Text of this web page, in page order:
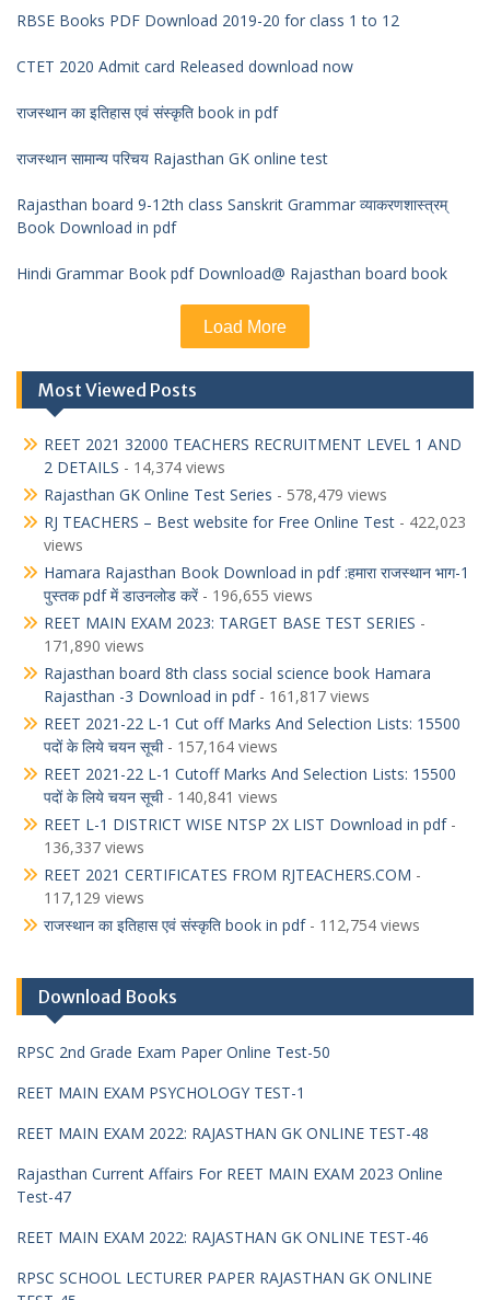
RBSE Books PDF Download 2019-20 for class 1 to 12
CTET 2020 Admit card Released download now
राजस्थान का इतिहास एवं संस्कृति book in pdf
राजस्थान सामान्य परिचय Rajasthan GK online test
Rajasthan board 9-12th class Sanskrit Grammar व्याकरणशास्त्रम्
Book Download in pdf
Hindi Grammar Book pdf Download@ Rajasthan board book
Load More
Most Viewed Posts
REET 2021 32000 TEACHERS RECRUITMENT LEVEL 1 AND
2 DETAILS - 14,374 views
Rajasthan GK Online Test Series - 578,479 views
RJ TEACHERS – Best website for Free Online Test - 422,023
views
Hamara Rajasthan Book Download in pdf :हमारा राजस्थान भाग-1
पुस्तक pdf में डाउनलोड करें- 196,655 views
REET MAIN EXAM 2023: TARGET BASE TEST SERIES -
171,890 views
Rajasthan board 8th class social science book Hamara
Rajasthan -3 Download in pdf- 161,817 views
REET 2021-22 L-1 Cut off Marks And Selection Lists: 15500
पदों के लिये चयन सूची- 157,164 views
REET 2021-22 L-1 Cutoff Marks And Selection Lists: 15500
पदों के लिये चयन सूची- 140,841 views
REET L-1 DISTRICT WISE NTSP 2X LIST Download in pdf-
136,337 views
REET 2021 CERTIFICATES FROM RJTEACHERS.COM -
117,129 views
राजस्थान का इतिहास एवं संस्कृति book in pdf- 112,754 views
Download Books
RPSC 2nd Grade Exam Paper Online Test-50
REET MAIN EXAM PSYCHOLOGY TEST-1
REET MAIN EXAM 2022: RAJASTHAN GK ONLINE TEST-48
Rajasthan Current Affairs For REET MAIN EXAM 2023 Online
Test-47
REET MAIN EXAM 2022: RAJASTHAN GK ONLINE TEST-46
RPSC SCHOOL LECTURER PAPER RAJASTHAN GK ONLINE